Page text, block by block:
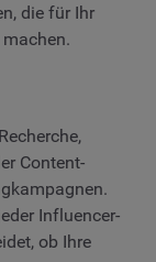
die für Ihr
Content-
Influencer-
ob Ihre